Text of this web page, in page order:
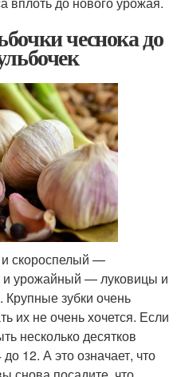
чеснока до
скороспелый —
и урожайный — луковицы и
Крупные зубки очень
их не очень хочется. Если
несколько десятков
12. А это означает, что